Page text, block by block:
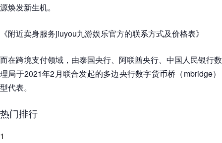
源焕发新生机。
《附近卖身服务jiuyou九游娱乐官方的联系方式及价格表》
而在跨境支付领域，由泰国央行、阿联酋央行、中国人民银行
理局于2021年2月联合发起的多边央行数字货币桥（mbridge
型代表。
热门排行
1